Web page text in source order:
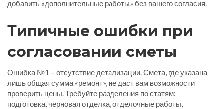
добавить «дополнительные работы» без вашего согласия.
Типичные ошибки при
согласовании сметы
Ошибка №1 – отсутствие детализации. Смета, где указана
лишь общая сумма «ремонт», не даст вам возможности
проверить цены. Требуйте разделения по статям:
подготовка, черновая отделка, отделочные работы,